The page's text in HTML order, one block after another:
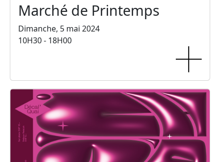
Marché de Printemps
Dimanche, 5 mai 2024
10H30 - 18H00